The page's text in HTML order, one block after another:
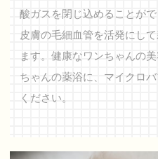
酸ガスを閉じ込めることが
皮膚の毛細血管を活発にし
ます。健康なワンちゃんの
ちゃんの薬浴に、マイクロ
ください。